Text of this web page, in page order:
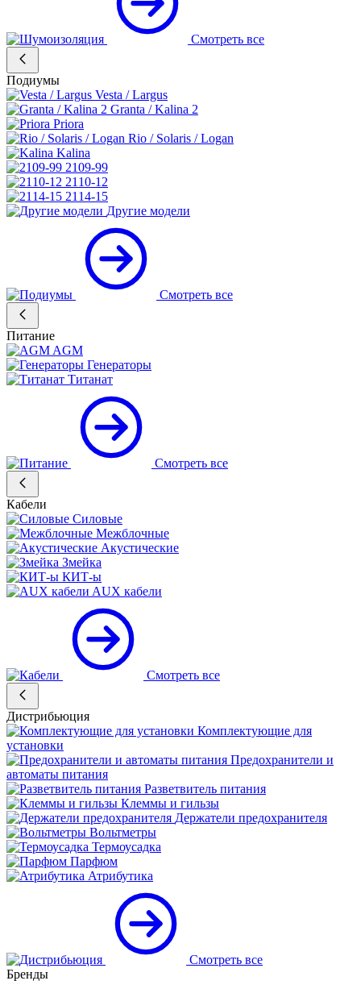
Смотреть все
Подиумы
Vesta / Largus
Granta / Kalina 2
Priora
Rio / Solaris / Logan
Kalina
2109-99
2110-12
2114-15
Другие модели
Смотреть все
Питание
AGM
Генераторы
Титанат
Смотреть все
Кабели
Силовые
Межблочные
Акустические
Змейка
КИТ-ы
AUX кабели
Смотреть все
Дистрибьюция
Комплектующие для
установки
Предохранители и
автоматы питания
Разветвитель питания
Клеммы и гильзы
Держатели предохранителя
Вольтметры
Термоусадка
Парфюм
Атрибутика
Смотреть все
Бренды